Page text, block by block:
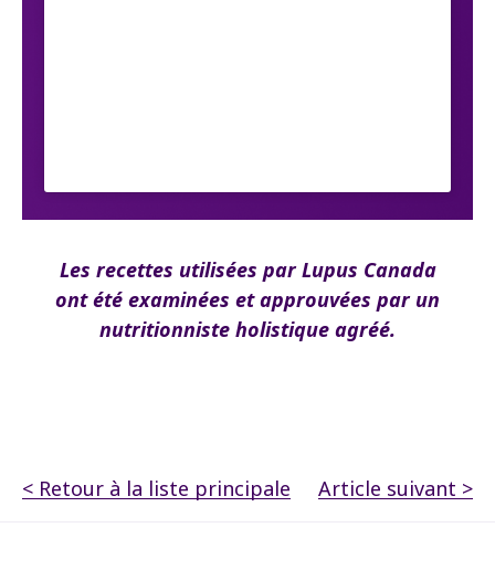
Les recettes utilisées par Lupus Canada
ont été examinées et approuvées par un
nutritionniste holistique agréé.
< Retour à la liste principale Article suivant >